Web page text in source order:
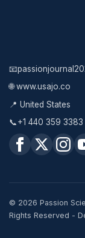
📧
🌐 www.usajo.co
📍 United States
📞+1 440 359 3383
© 2026 Passion
Rights Reserved -